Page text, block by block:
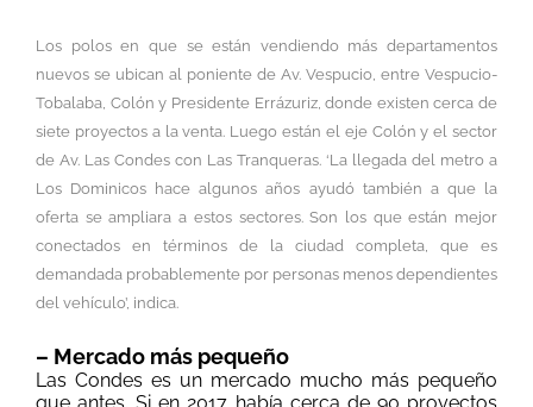
Los polos en que se están vendiendo más departamentos
nuevos se ubican al poniente de Av. Vespucio, entre Vespucio-
Tobalaba, Colón y Presidente Errázuriz, donde existen cerca de
siete proyectos a la venta. Luego están el eje Colón y el sector
de Av. Las Condes con Las Tranqueras. ‘La llegada del metro a
Los Dominicos hace algunos años ayudó también a que la
oferta se ampliara a estos sectores. Son los que están mejor
conectados en términos de la ciudad completa, que es
demandada probablemente por personas menos dependientes
del vehículo’, indica.
– Mercado más pequeño
Las Condes es un mercado mucho más pequeño